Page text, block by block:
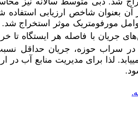
آمده و از آن بعنوان شاخص ارزیابی
مورفومتریک موثر استخراج شد.
های جریان با فاصله هر ایستگاه تا
در سراب حوزه، جریان حداقل
لذا برای مدیریت منابع آب در